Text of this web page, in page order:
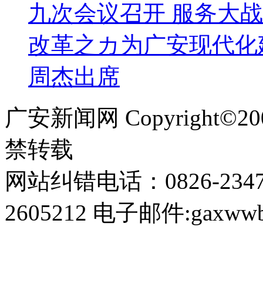
九次会议召开 服务大
改革之カ为广安现代
周杰出席
广安新闻网
禁转载
网站纠错电话：0826-
2605212 电子邮件